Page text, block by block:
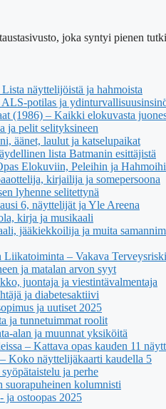
joka syntyi pienen
näyttelijöistä ja hahmoista
potilas ja
(1986) – Kaikki elokuvasta
ja pelit selityksineen
äänet, laulut ja katselupaikat
lista Batmanin esittäjistä
Elokuviin, Peleihin ja
kirjailija ja somepersoona
lyhenne selitettynä
6, näyttelijät ja Yle Areena
kirja ja musikaali
jääkiekkoilija ja muita
– Vakava Terveysriski
ja matalan arvon syyt
juontaja ja viestintävalmentaja
ja diabetesaktiivi
ja uutiset 2025
ja tunnetuimmat roolit
alan ja muunnat yksiköitä
– Kattava opas kauden 11
Koko näyttelijäkaarti kaudella 5
ja perhe
suorapuheinen kolumnisti
ostoopas 2025